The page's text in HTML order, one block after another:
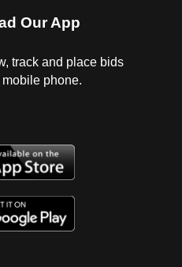
Our App
track and place bids
phone.